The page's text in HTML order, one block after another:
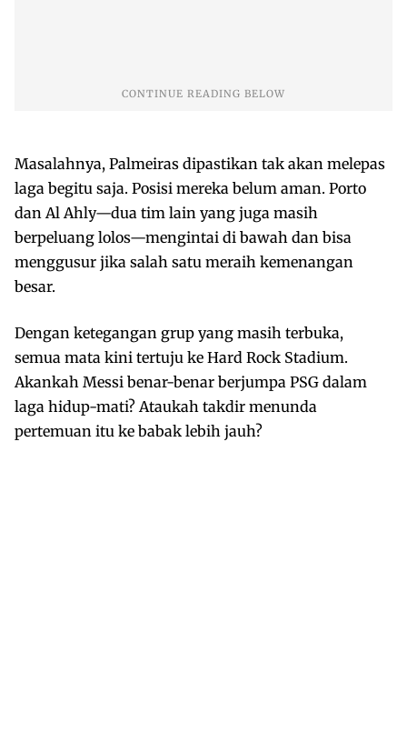
Masalahnya, Palmeiras dipastikan tak akan melepas
laga begitu saja. Posisi mereka belum aman. Porto
dan Al Ahly—dua tim lain yang juga masih
berpeluang lolos—mengintai di bawah dan bisa
menggusur jika salah satu meraih kemenangan
besar.
Dengan ketegangan grup yang masih terbuka,
semua mata kini tertuju ke Hard Rock Stadium.
Akankah Messi benar-benar berjumpa PSG dalam
laga hidup-mati? Ataukah takdir menunda
pertemuan itu ke babak lebih jauh?